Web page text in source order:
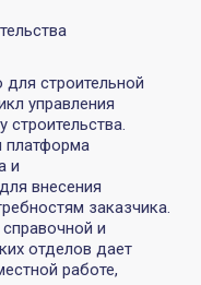
строительной
управления
платформа
и
внесения
заказчика.
и
отделов дает
работе,